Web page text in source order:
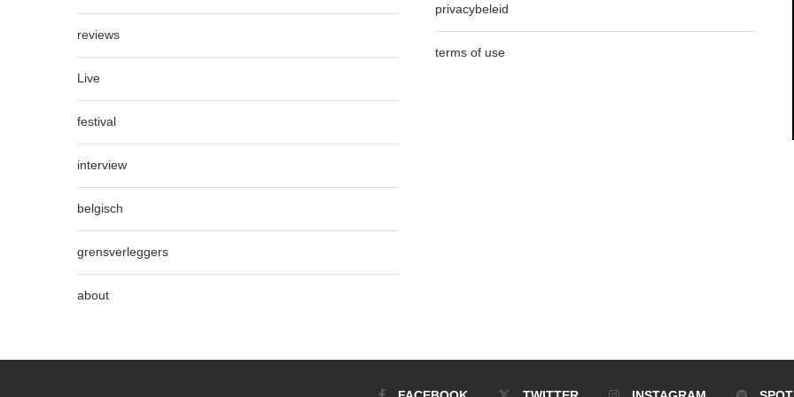
reviews
Live
festival
interview
belgisch
grensverleggers
about
privacybeleid
terms of use